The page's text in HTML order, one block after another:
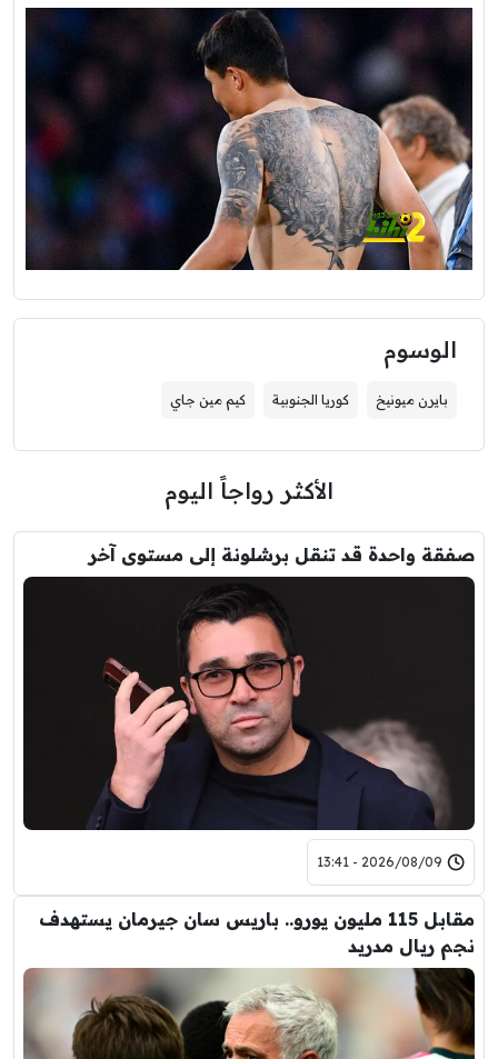
الوسوم
بايرن ميونيخ كوريا الجنوبية كيم مين جاي
الأكثر رواجاً اليوم
صفقة واحدة قد تنقل برشلونة إلى مستوى آخر
2026/08/09 - 13:41
مقابل 115 مليون يورو.. باريس سان جيرمان يستهدف
نجم ريال مدريد